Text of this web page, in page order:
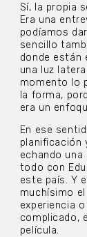
Sí, la propia
Era una
podíamos
sencillo
donde están
una luz
momento lo
la forma,
era un
En ese
planificación
echando
todo con
este país. Y
muchísimo
experiencia
complicado,
película.